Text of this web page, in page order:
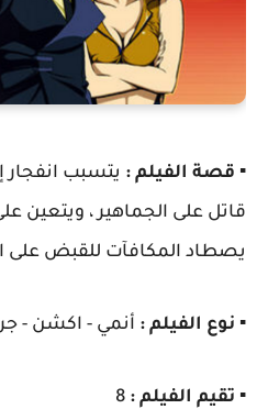
▪️ قصة الفيلم : يتسبب
يصطاد المكافآت للقبض على
▪️ نوع الفيلم : أنمي - اكشن -
▪️ تقيم الفيلم :